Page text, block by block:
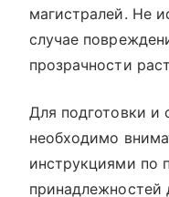
магистралей. Не
случае
прозрачности
Для подготовки и
необходимо
инструкциями по
принадлежностей